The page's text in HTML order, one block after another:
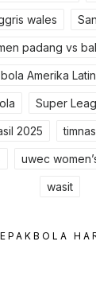
wales
padang vs
Amerika Latin
Super
2025
uwec
wasit